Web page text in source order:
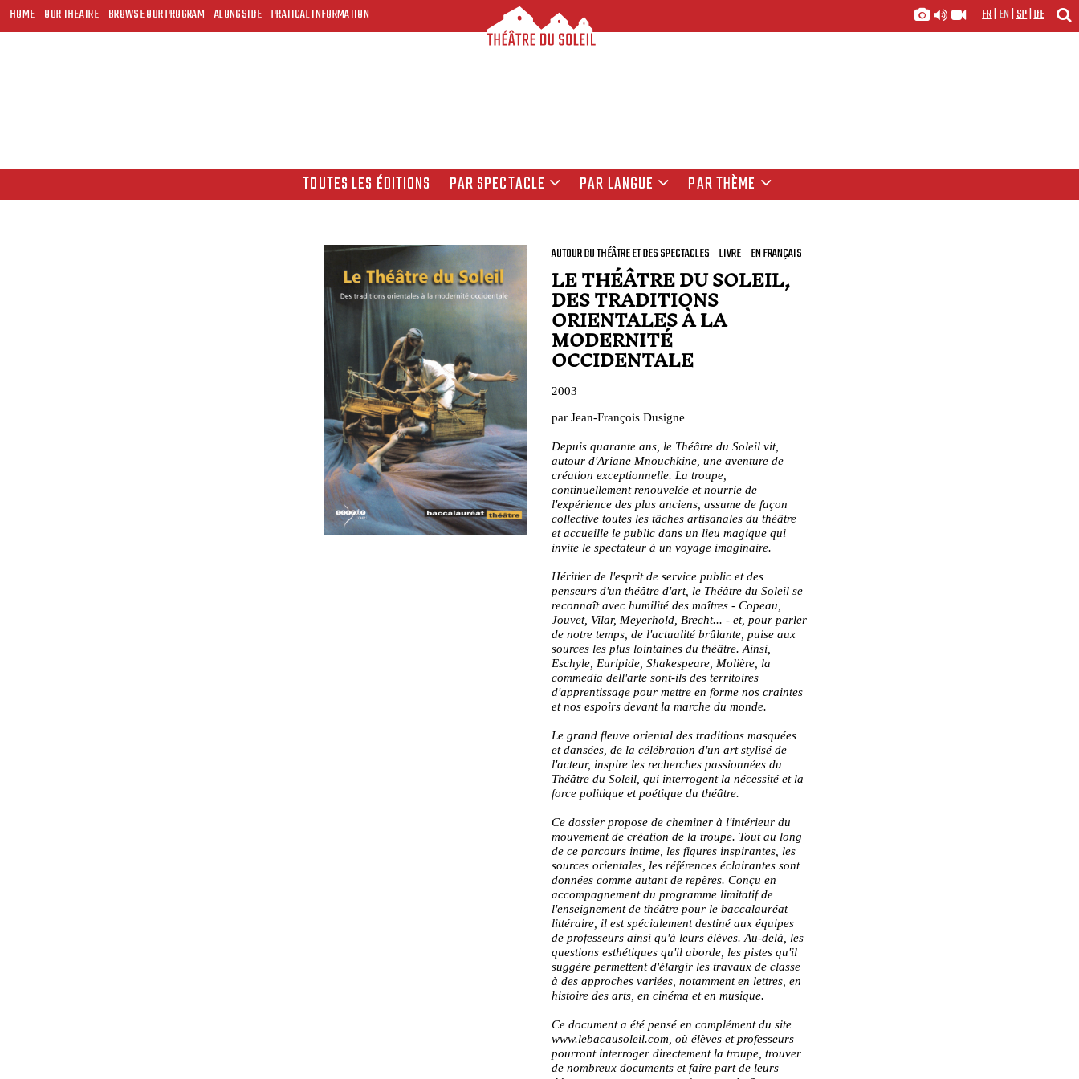
HOME OUR THEATRE BROWSE OUR PROGRAM ALONGSIDE PRATICAL INFORMATION FR|EN|SP|DE
TOUTES LES ÉDITIONS PAR SPECTACLE PAR LANGUE PAR THÈME
AUTOUR DU THÉÂTRE ET DES SPECTACLES LIVRE EN FRANÇAIS
LE THÉÂTRE DU SOLEIL,
DES TRADITIONS
ORIENTALES À LA
MODERNITÉ
OCCIDENTALE
2003
par Jean-François Dusigne
Depuis quarante ans, le Théâtre du Soleil vit,
autour d'Ariane Mnouchkine, une aventure de
création exceptionnelle. La troupe,
continuellement renouvelée et nourrie de
l'expérience des plus anciens, assume de façon
collective toutes les tâches artisanales du théâtre
et accueille le public dans un lieu magique qui
invite le spectateur à un voyage imaginaire.
Héritier de l'esprit de service public et des
penseurs d'un théâtre d'art, le Théâtre du Soleil se
reconnaît avec humilité des maîtres - Copeau,
Jouvet, Vilar, Meyerhold, Brecht... - et, pour parler
de notre temps, de l'actualité brûlante, puise aux
sources les plus lointaines du théâtre. Ainsi,
Eschyle, Euripide, Shakespeare, Molière, la
commedia dell'arte sont-ils des territoires
d'apprentissage pour mettre en forme nos craintes
et nos espoirs devant la marche du monde.
Le grand fleuve oriental des traditions masquées
et dansées, de la célébration d'un art stylisé de
l'acteur, inspire les recherches passionnées du
Théâtre du Soleil, qui interrogent la nécessité et la
force politique et poétique du théâtre.
Ce dossier propose de cheminer à l'intérieur du
mouvement de création de la troupe. Tout au long
de ce parcours intime, les figures inspirantes, les
sources orientales, les références éclairantes sont
données comme autant de repères. Conçu en
accompagnement du programme limitatif de
l'enseignement de théâtre pour le baccalauréat
littéraire, il est spécialement destiné aux équipes
de professeurs ainsi qu'à leurs élèves. Au-delà, les
questions esthétiques qu'il aborde, les pistes qu'il
suggère permettent d'élargir les travaux de classe
à des approches variées, notamment en lettres, en
histoire des arts, en cinéma et en musique.
Ce document a été pensé en complément du site
www.lebacausoleil.com, où élèves et professeurs
pourront interroger directement la troupe, trouver
de nombreux documents et faire part de leurs